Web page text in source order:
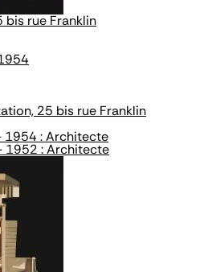
bis rue Franklin
25 bis rue Franklin
1954 : Architecte
1952 : Architecte